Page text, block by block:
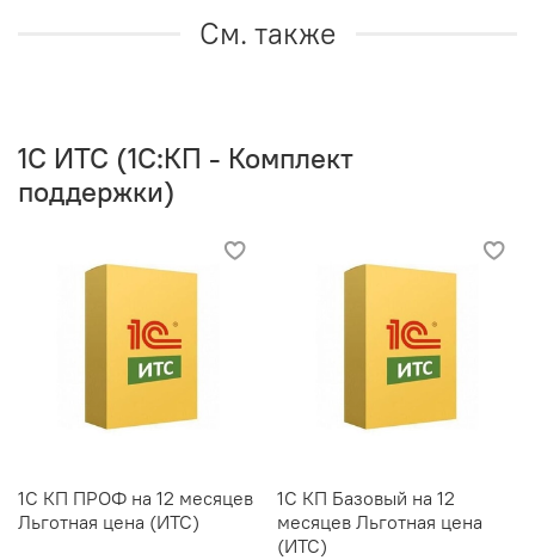
См. также
1C ИТС (1С:КП - Комплект
поддержки)
1С КП ПРОФ на 12 месяцев
Льготная цена (ИТС)
1С КП Базовый на 12
месяцев Льготная цена
(ИТС)